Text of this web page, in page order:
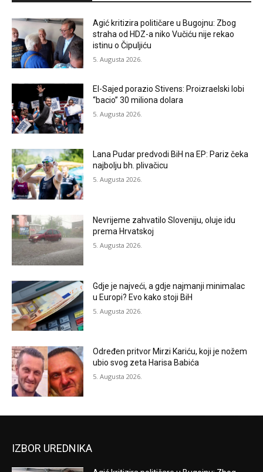
Agić kritizira političare u Bugojnu: Zbog
straha od HDZ-a niko Vučiću nije rekao
istinu o Čipuljiću
5. Augusta 2026.
El-Sajed porazio Stivens: Proizraelski lobi
“bacio” 30 miliona dolara
5. Augusta 2026.
Lana Pudar predvodi BiH na EP: Pariz čeka
najbolju bh. plivačicu
5. Augusta 2026.
Nevrijeme zahvatilo Sloveniju, oluje idu
prema Hrvatskoj
5. Augusta 2026.
Gdje je najveći, a gdje najmanji minimalac
u Europi? Evo kako stoji BiH
5. Augusta 2026.
Određen pritvor Mirzi Kariću, koji je nožem
ubio svog zeta Harisa Babića
5. Augusta 2026.
IZBOR UREDNIKA